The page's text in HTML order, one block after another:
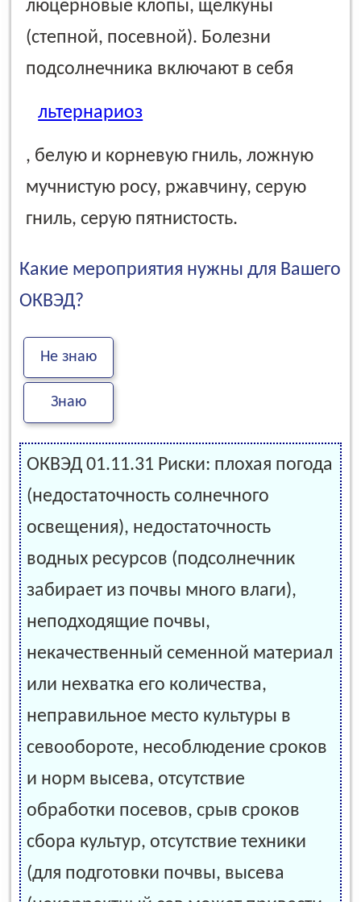
люцерновые клопы, щелкуны
(степной, посевной). Болезни
подсолнечника включают в себя
льтернариоз
, белую и корневую гниль, ложную
мучнистую росу, ржавчину, серую
гниль, серую пятнистость.
Какие мероприятия нужны для Вашего
ОКВЭД?
Не знаю
Знаю
ОКВЭД 01.11.31 Риски: плохая погода
(недостаточность солнечного
освещения), недостаточность
водных ресурсов (подсолнечник
забирает из почвы много влаги),
неподходящие почвы,
некачественный семенной материал
или нехватка его количества,
неправильное место культуры в
севообороте, несоблюдение сроков
и норм высева, отсутствие
обработки посевов, срыв сроков
сбора культур, отсутствие техники
(для подготовки почвы, высева